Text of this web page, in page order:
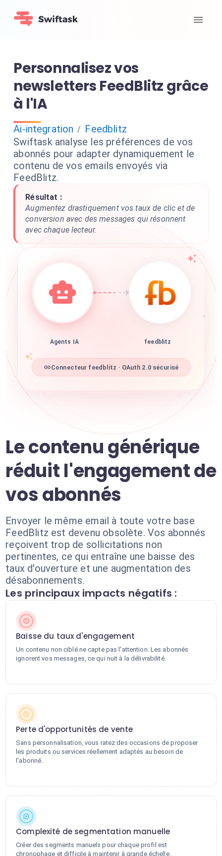
Personnalisez vos
newsletters FeedBlitz grâce
à l'IA
Ai-integration / Feedblitz
Swiftask analyse les préférences de vos
abonnés pour adapter dynamiquement le
contenu de vos emails envoyés via
FeedBlitz.
Résultat :
Augmentez drastiquement vos taux de clic et de
conversion avec des messages qui résonnent
avec chaque lecteur.
Agents IA feedblitz
Connecteur feedblitz · OAuth 2.0 sécurisé
Le contenu générique
réduit l'engagement de
vos abonnés
Envoyer le même email à toute votre base
FeedBlitz est devenu obsolète. Vos abonnés
reçoivent trop de sollicitations non
pertinentes, ce qui entraîne une baisse des
taux d'ouverture et une augmentation des
désabonnements.
Les principaux impacts négatifs :
Baisse du taux d'engagement
Un contenu non ciblé ne capte pas l'attention. Les abonnés
ignorent vos messages, ce qui nuit à la délivrabilité.
Perte d'opportunités de vente
Sans personnalisation, vous ratez des occasions de proposer
les produits ou services réellement adaptés au besoin de
l'abonné.
Complexité de segmentation manuelle
Créer des segments manuels pour chaque profil est
chronophage et difficile à maintenir à grande échelle.